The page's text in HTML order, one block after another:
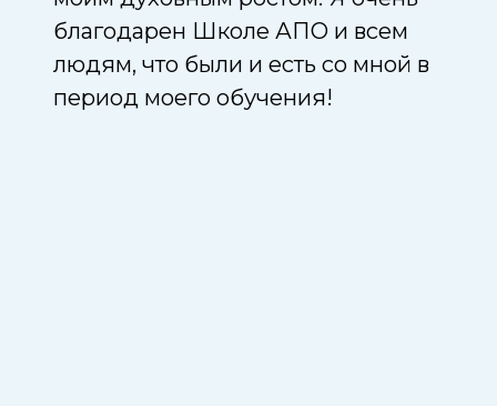
благодарен Школе АПО и всем
людям, что были и есть со мной в
период моего обучения!